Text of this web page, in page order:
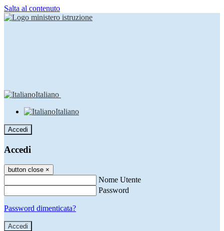
Salta al contenuto
Italiano
Italiano
Accedi
Accedi
button close ×
Nome Utente
Password
Password dimenticata?